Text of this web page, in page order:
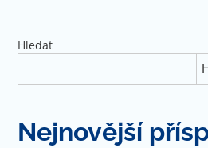
Hledat
Nejnovější